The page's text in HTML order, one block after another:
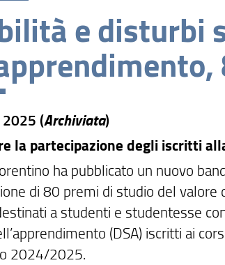
e disturbi
2025 (Archiviata)
la partecipazione degli iscritti
ha pubblicato un nuovo
di 80 premi di studio del valore
a studenti e studentesse
(DSA) iscritti ai
2024/2025.